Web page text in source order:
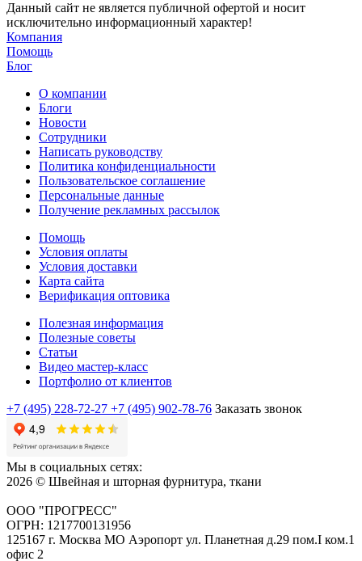
Данный сайт не является публичной офертой и носит
исключительно информационный характер!
Компания
Помощь
Блог
О компании
Блоги
Новости
Сотрудники
Написать руководству
Политика конфиденциальности
Пользовательское соглашение
Персональные данные
Получение рекламных рассылок
Помощь
Условия оплаты
Условия доставки
Карта сайта
Верификация оптовика
Полезная информация
Полезные советы
Статьи
Видео мастер-класс
Портфолио от клиентов
+7 (495) 228-72-27 +7 (495) 902-78-76 Заказать звонок
Мы в социальных сетях:
2026 © Швейная и шторная фурнитура, ткани
ООО "ПРОГРЕСС"
ОГРН: 1217700131956
125167 г. Москва МО Аэропорт ул. Планетная д.29 пом.I ком.1
офис 2